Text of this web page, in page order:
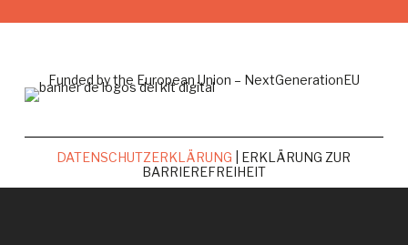
Funded by the European Union – NextGenerationEU
DATENSCHUTZERKLÄRUNG | ERKLÄRUNG ZUR
BARRIEREFREIHEIT